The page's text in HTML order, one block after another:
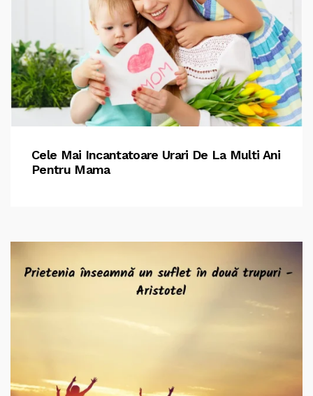
Cele Mai Incantatoare Urari De La Multi Ani
Pentru Mama